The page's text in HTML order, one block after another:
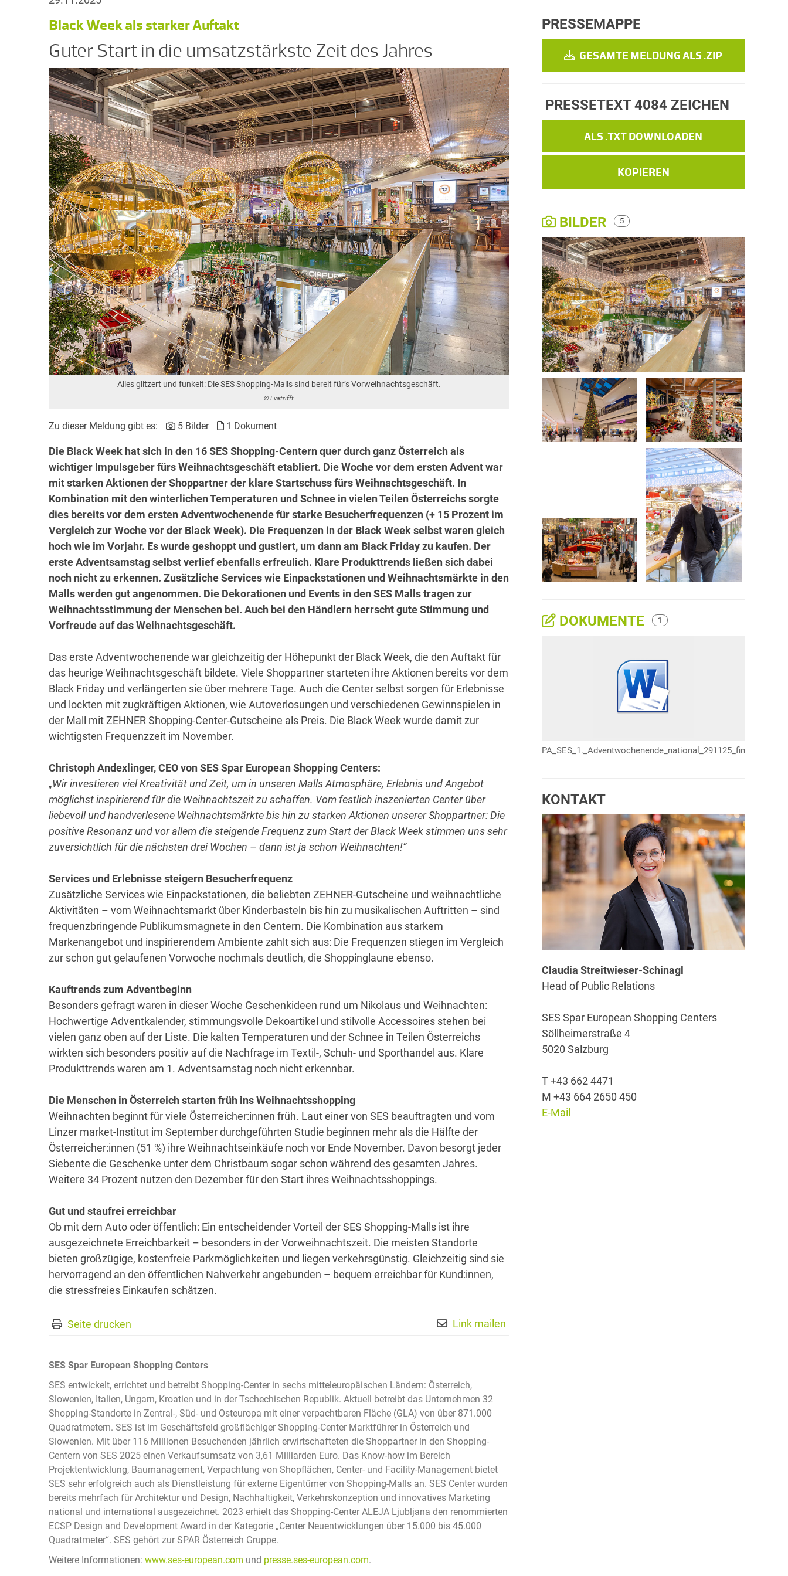
Black Week als starker Auftakt
Guter Start in die umsatzstärkste Zeit des Jahres
Alles glitzert und funkelt: Die SES Shopping-Malls sind bereit für’s Vorweihnachtsgeschäft.
© Evatrifft
Zu dieser Meldung gibt es: 5 Bilder 1 Dokument
Die Black Week hat sich in den 16 SES Shopping-Centern quer durch ganz Österreich als
wichtiger Impulsgeber fürs Weihnachtsgeschäft etabliert. Die Woche vor dem ersten Advent war
mit starken Aktionen der Shoppartner der klare Startschuss fürs Weihnachtsgeschäft. In
Kombination mit den winterlichen Temperaturen und Schnee in vielen Teilen Österreichs sorgte
dies bereits vor dem ersten Adventwochenende für starke Besucherfrequenzen (+ 15 Prozent im
Vergleich zur Woche vor der Black Week). Die Frequenzen in der Black Week selbst waren gleich
hoch wie im Vorjahr. Es wurde geshoppt und gustiert, um dann am Black Friday zu kaufen. Der
erste Adventsamstag selbst verlief ebenfalls erfreulich. Klare Produkttrends ließen sich dabei
noch nicht zu erkennen. Zusätzliche Services wie Einpackstationen und Weihnachtsmärkte in den
Malls werden gut angenommen. Die Dekorationen und Events in den SES Malls tragen zur
Weihnachtsstimmung der Menschen bei. Auch bei den Händlern herrscht gute Stimmung und
Vorfreude auf das Weihnachtsgeschäft.
Das erste Adventwochenende war gleichzeitig der Höhepunkt der Black Week, die den Auftakt für
das heurige Weihnachtsgeschäft bildete. Viele Shoppartner starteten ihre Aktionen bereits vor dem
Black Friday und verlängerten sie über mehrere Tage. Auch die Center selbst sorgen für Erlebnisse
und lockten mit zugkräftigen Aktionen, wie Autoverlosungen und verschiedenen Gewinnspielen in
der Mall mit ZEHNER Shopping-Center-Gutscheine als Preis. Die Black Week wurde damit zur
wichtigsten Frequenzzeit im November.
Christoph Andexlinger, CEO von SES Spar European Shopping Centers:
„Wir investieren viel Kreativität und Zeit, um in unseren Malls Atmosphäre, Erlebnis und Angebot
möglichst inspirierend für die Weihnachtszeit zu schaffen. Vom festlich inszenierten Center über
liebevoll und handverlesene Weihnachtsmärkte bis hin zu starken Aktionen unserer Shoppartner: Die
positive Resonanz und vor allem die steigende Frequenz zum Start der Black Week stimmen uns sehr
zuversichtlich für die nächsten drei Wochen – dann ist ja schon Weihnachten!“
Services und Erlebnisse steigern Besucherfrequenz
Zusätzliche Services wie Einpackstationen, die beliebten ZEHNER-Gutscheine und weihnachtliche
Aktivitäten – vom Weihnachtsmarkt über Kinderbasteln bis hin zu musikalischen Auftritten – sind
frequenzbringende Publikumsmagnete in den Centern. Die Kombination aus starkem
Markenangebot und inspirierendem Ambiente zahlt sich aus: Die Frequenzen stiegen im Vergleich
zur schon gut gelaufenen Vorwoche nochmals deutlich, die Shoppinglaune ebenso.
Kauftrends zum Adventbeginn
Besonders gefragt waren in dieser Woche Geschenkideen rund um Nikolaus und Weihnachten:
Hochwertige Adventkalender, stimmungsvolle Dekoartikel und stilvolle Accessoires stehen bei
vielen ganz oben auf der Liste. Die kalten Temperaturen und der Schnee in Teilen Österreichs
wirkten sich besonders positiv auf die Nachfrage im Textil-, Schuh- und Sporthandel aus. Klare
Produkttrends waren am 1. Adventsamstag noch nicht erkennbar.
Die Menschen in Österreich starten früh ins Weihnachtsshopping
Weihnachten beginnt für viele Österreicher:innen früh. Laut einer von SES beauftragten und vom
Linzer market-Institut im September durchgeführten Studie beginnen mehr als die Hälfte der
Österreicher:innen (51 %) ihre Weihnachtseinkäufe noch vor Ende November. Davon besorgt jeder
Siebente die Geschenke unter dem Christbaum sogar schon während des gesamten Jahres.
Weitere 34 Prozent nutzen den Dezember für den Start ihres Weihnachtsshoppings.
Gut und staufrei erreichbar
Ob mit dem Auto oder öffentlich: Ein entscheidender Vorteil der SES Shopping-Malls ist ihre
ausgezeichnete Erreichbarkeit – besonders in der Vorweihnachtszeit. Die meisten Standorte
bieten großzügige, kostenfreie Parkmöglichkeiten und liegen verkehrsgünstig. Gleichzeitig sind sie
hervorragend an den öffentlichen Nahverkehr angebunden – bequem erreichbar für Kund:innen,
die stressfreies Einkaufen schätzen.
Seite drucken Link mailen
SES Spar European Shopping Centers
SES entwickelt, errichtet und betreibt Shopping-Center in sechs mitteleuropäischen Ländern: Österreich,
Slowenien, Italien, Ungarn, Kroatien und in der Tschechischen Republik. Aktuell betreibt das Unternehmen 32
Shopping-Standorte in Zentral-, Süd- und Osteuropa mit einer verpachtbaren Fläche (GLA) von über 871.000
Quadratmetern. SES ist im Geschäftsfeld großflächiger Shopping-Center Marktführer in Österreich und
Slowenien. Mit über 116 Millionen Besuchenden jährlich erwirtschafteten die Shoppartner in den Shopping-
Centern von SES 2025 einen Verkaufsumsatz von 3,61 Milliarden Euro. Das Know-how im Bereich
Projektentwicklung, Baumanagement, Verpachtung von Shopflächen, Center- und Facility-Management bietet
SES sehr erfolgreich auch als Dienstleistung für externe Eigentümer von Shopping-Malls an. SES Center wurden
bereits mehrfach für Architektur und Design, Nachhaltigkeit, Verkehrskonzeption und innovatives Marketing
national und international ausgezeichnet. 2023 erhielt das Shopping-Center ALEJA Ljubljana den renommierten
ECSP Design and Development Award in der Kategorie „Center Neuentwicklungen über 15.000 bis 45.000
Quadratmeter“. SES gehört zur SPAR Österreich Gruppe.
Weitere Informationen: www.ses-european.com und presse.ses-european.com.
PRESSEMAPPE
GESAMTE MELDUNG ALS .ZIP
PRESSETEXT4084 ZEICHEN
ALS .TXT DOWNLOADEN
KOPIEREN
BILDER 5
DOKUMENTE 1
PA_SES_1._Adventwochenende_national_291125_final
KONTAKT
Claudia Streitwieser-Schinagl
Head of Public Relations
SES Spar European Shopping Centers
Söllheimerstraße 4
5020 Salzburg
T +43 662 4471
M +43 664 2650 450
E-Mail